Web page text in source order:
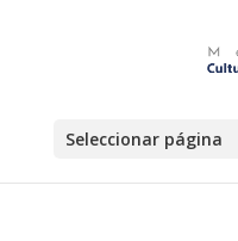
Seleccionar página